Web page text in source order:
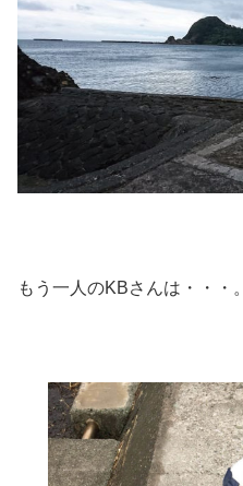
もう一人のKBさんは・・・。